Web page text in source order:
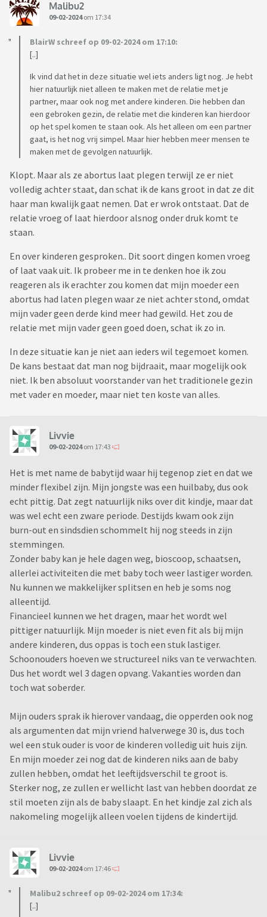
Malibu2
09-02-2024om 17:34
BlairW schreef op 09-02-2024 om 17:10:
[..]
Ik vind dat het in deze situatie wel iets anders ligt nog. Je hebt
hier natuurlijk niet alleen te maken met de relatie met je
partner, maar ook nog met andere kinderen. Die hebben dan
een gebroken gezin, de relatie met die kinderen kan hierdoor
op het spel komen te staan ook. Als het alleen om een partner
gaat, is het nog vrij simpel. Maar hier hebben meer mensen te
maken met de gevolgen natuurlijk.
Klopt. Maar als ze abortus laat plegen terwijl ze er niet
volledig achter staat, dan schat ik de kans groot in dat ze dit
haar man kwalijk gaat nemen. Dat er wrok ontstaat. Dat de
relatie vroeg of laat hierdoor alsnog onder druk komt te
staan.
En over kinderen gesproken.. Dit soort dingen komen vroeg
of laat vaak uit. Ik probeer me in te denken hoe ik zou
reageren als ik erachter zou komen dat mijn moeder een
abortus had laten plegen waar ze niet achter stond, omdat
mijn vader geen derde kind meer had gewild. Het zou de
relatie met mijn vader geen goed doen, schat ik zo in.
In deze situatie kan je niet aan ieders wil tegemoet komen.
De kans bestaat dat man nog bijdraait, maar mogelijk ook
niet. Ik ben absoluut voorstander van het traditionele gezin
met vader en moeder, maar niet ten koste van alles.
Livvie
09-02-2024om 17:43
Het is met name de babytijd waar hij tegenop ziet en dat we
minder flexibel zijn. Mijn jongste was een huilbaby, dus ook
echt pittig. Dat zegt natuurlijk niks over dit kindje, maar dat
was wel echt een zware periode. Destijds kwam ook zijn
burn-out en sindsdien schommelt hij nog steeds in zijn
stemmingen.
Zonder baby kan je hele dagen weg, bioscoop, schaatsen,
allerlei activiteiten die met baby toch weer lastiger worden.
Nu kunnen we makkelijker splitsen en heb je soms nog
alleentijd.
Financieel kunnen we het dragen, maar het wordt wel
pittiger natuurlijk. Mijn moeder is niet even fit als bij mijn
andere kinderen, dus oppas is toch een stuk lastiger.
Schoonouders hoeven we structureel niks van te verwachten.
Dus het wordt wel 3 dagen opvang. Vakanties worden dan
toch wat soberder.
Mijn ouders sprak ik hierover vandaag, die opperden ook nog
als argumenten dat mijn vriend halverwege 30 is, dus toch
wel een stuk ouder is voor de kinderen volledig uit huis zijn.
En mijn moeder zei nog dat de kinderen niks aan de baby
zullen hebben, omdat het leeftijdsverschil te groot is.
Sterker nog, ze zullen er wellicht last van hebben doordat ze
stil moeten zijn als de baby slaapt. En het kindje zal zich als
nakomeling mogelijk alleen voelen tijdens de kindertijd.
Livvie
09-02-2024om 17:46
Malibu2 schreef op 09-02-2024 om 17:34:
[..]